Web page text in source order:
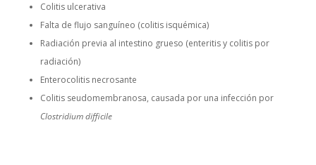
Colitis ulcerativa
Falta de flujo sanguíneo (colitis isquémica)
Radiación previa al intestino grueso (enteritis y colitis por
radiación)
Enterocolitis necrosante
Colitis seudomembranosa, causada por una infección por
Clostridium difficile